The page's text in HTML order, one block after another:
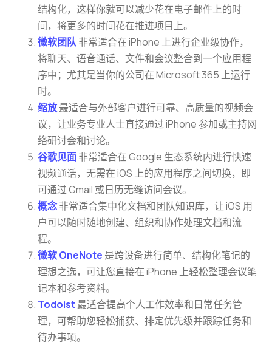
结构化，这样你就可以减少花在电子邮件上的时
间，将更多的时间花在推进项目上。
微软团队非常适合在 iPhone 上进行企业级协作，
将聊天、语音通话、文件和会议整合到一个应用程
序中；尤其是当你的公司在 Microsoft 365 上运行
时。
缩放最适合与外部客户进行可靠、高质量的视频会
议，让业务专业人士直接通过 iPhone 参加或主持网
络研讨会和讨论。
谷歌见面非常适合在 Google 生态系统内进行快速
视频通话，无需在 iOS 上的应用程序之间切换，即
可通过 Gmail 或日历无缝访问会议。
概念非常适合集中化文档和团队知识库，让 iOS 用
户可以随时随地创建、组织和协作处理文档和流
程。
微软 OneNote 是跨设备进行简单、结构化笔记的
理想之选，可让您直接在 iPhone 上轻松整理会议笔
记本和参考资料。
Todoist最适合提高个人工作效率和日常任务管
理，可帮助您轻松捕获、排定优先级并跟踪任务和
待办事项。